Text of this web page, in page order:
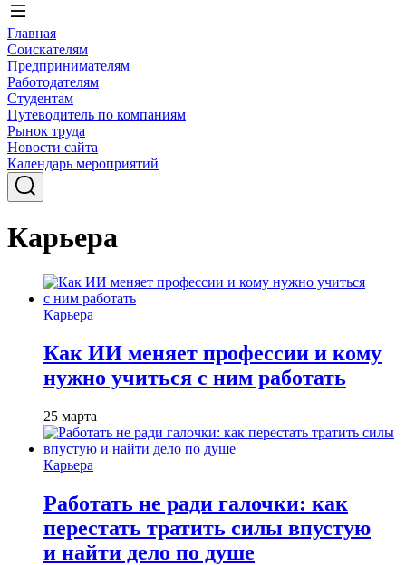
Главная
Соискателям
Предпринимателям
Работодателям
Студентам
Путеводитель по компаниям
Рынок труда
Новости сайта
Календарь мероприятий
Карьера
Карьера
Как ИИ меняет профессии и кому
нужно учиться с ним работать
25 марта
Карьера
Работать не ради галочки: как
перестать тратить силы впустую
и найти дело по душе